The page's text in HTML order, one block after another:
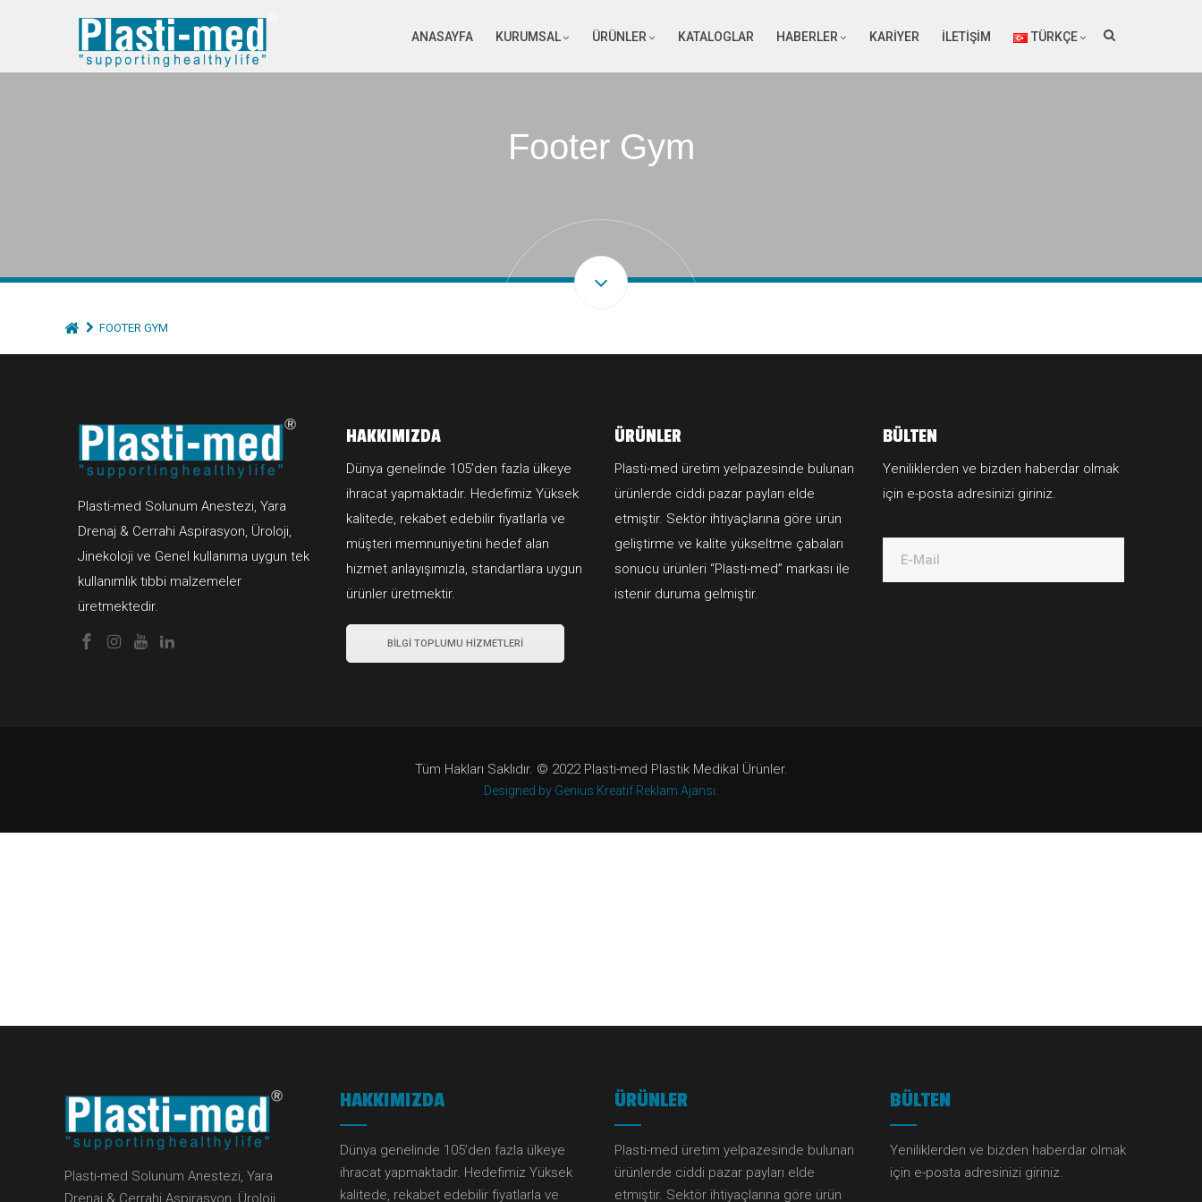
ANASAYFA KURUMSAL ÜRÜNLER KATALOGLAR HABERLER KARİYER İLETİŞİM TÜRKÇE
Footer Gym
FOOTER GYM
Plasti-med Solunum Anestezi, Yara
Drenaj & Cerrahi Aspirasyon, Üroloji,
Jinekoloji ve Genel kullanıma uygun tek
kullanımlık tıbbi malzemeler
üretmektedir.
HAKKIMIZDA
Dünya genelinde 105’den fazla ülkeye
ihracat yapmaktadır. Hedefimiz Yüksek
kalitede, rekabet edebilir fiyatlarla ve
müşteri memnuniyetini hedef alan
hizmet anlayışımızla, standartlara uygun
ürünler üretmektir.
BİLGİ TOPLUMU HİZMETLERİ
ÜRÜNLER
Plasti-med üretim yelpazesinde bulunan
ürünlerde ciddi pazar payları elde
etmiştir. Sektör ihtiyaçlarına göre ürün
geliştirme ve kalite yükseltme çabaları
sonucu ürünleri “Plasti-med” markası ile
istenir duruma gelmiştir.
BÜLTEN
Yeniliklerden ve bizden haberdar olmak
için e-posta adresinizi giriniz.
E-Mail
Tüm Hakları Saklıdır. © 2022 Plasti-med Plastik Medikal Ürünler.
Designed by Genius Kreatif Reklam Ajansı.
Plasti-med Solunum Anestezi, Yara
Drenaj & Cerrahi Aspirasyon, Üroloji,
HAKKIMIZDA
Dünya genelinde 105’den fazla ülkeye
ihracat yapmaktadır. Hedefimiz Yüksek
kalitede, rekabet edebilir fiyatlarla ve
ÜRÜNLER
Plasti-med üretim yelpazesinde bulunan
ürünlerde ciddi pazar payları elde
etmiştir. Sektör ihtiyaçlarına göre ürün
BÜLTEN
Yeniliklerden ve bizden haberdar olmak
için e-posta adresinizi giriniz.